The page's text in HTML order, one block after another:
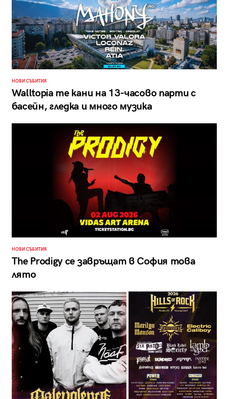
НОВИ СЪБИТИЯ
Walltopia те кани на 13-часово парти с
басейн, гледка и много музика
НОВИ СЪБИТИЯ
The Prodigy се завръщат в София това
лято